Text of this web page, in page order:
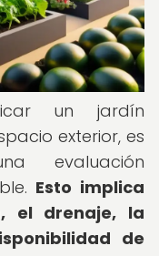
un jardín
exterior, es
evaluación
Esto implica
el drenaje, la
de